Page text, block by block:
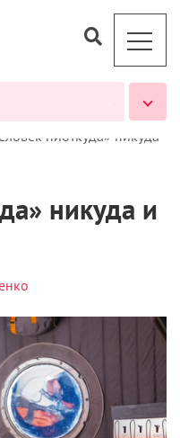
ниоткуда» никуда
никуда и